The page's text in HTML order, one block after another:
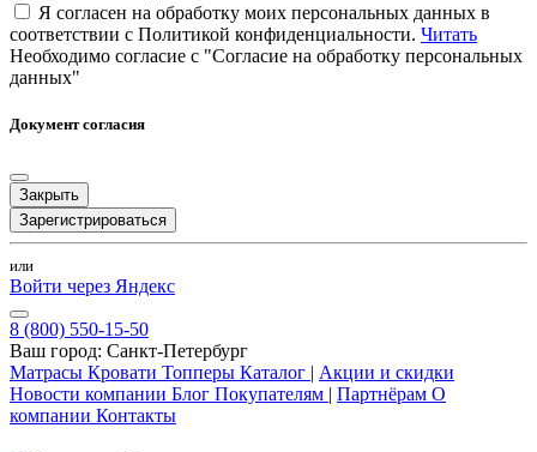
Я согласен на обработку моих персональных данных в
соответствии с Политикой конфиденциальности. Читать
Необходимо согласие с "Согласие на обработку персональных
данных"
Документ согласия
Закрыть
Зарегистрироваться
или
Войти через Яндекс
8 (800) 550-15-50
Ваш город: Санкт-Петербург
Матрасы Кровати Топперы Каталог | Акции и скидки
Новости компании Блог Покупателям | Партнёрам О
компании Контакты